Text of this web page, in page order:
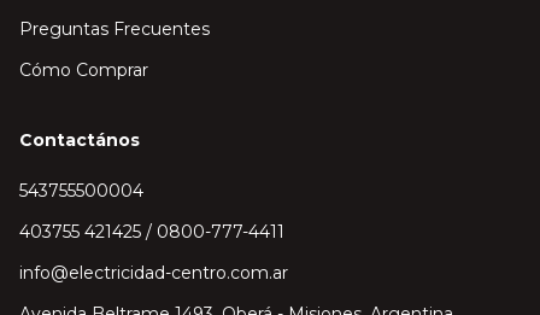
Preguntas Frecuentes
Cómo Comprar
Contactános
543755500004
403755 421425 / 0800-777-4411
info@electricidad-centro.com.ar